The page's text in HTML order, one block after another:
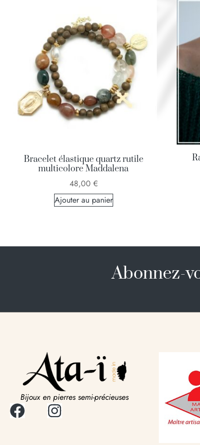
Bracelet élastique quartz rutile
multicolore Maddalena
48,00 €
Ajouter au panier
Abonnez-
Bijoux en pierres semi-précieuses